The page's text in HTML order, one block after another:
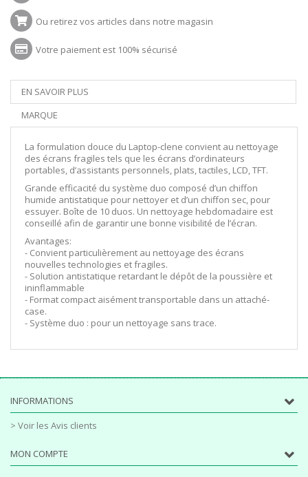
Ou retirez vos articles dans notre magasin
Votre paiement est 100% sécurisé
EN SAVOIR PLUS
MARQUE
La formulation douce du Laptop-clene convient au nettoyage
des écrans fragiles tels que les écrans d’ordinateurs
portables, d’assistants personnels, plats, tactiles, LCD, TFT.
Grande efficacité du système duo composé d’un chiffon
humide antistatique pour nettoyer et d’un chiffon sec, pour
essuyer. Boîte de 10 duos. Un nettoyage hebdomadaire est
conseillé afin de garantir une bonne visibilité de l’écran.
Avantages:
- Convient particulièrement au nettoyage des écrans
nouvelles technologies et fragiles.
- Solution antistatique retardant le dépôt de la poussière et
ininflammable
- Format compact aisément transportable dans un attaché-
case.
- Système duo : pour un nettoyage sans trace.
INFORMATIONS
> Voir les Avis clients
MON COMPTE